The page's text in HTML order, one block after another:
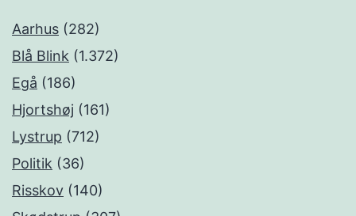
Aarhus (282)
Blå Blink (1.372)
Egå (186)
Hjortshøj (161)
Lystrup (712)
Politik (36)
Risskov (140)